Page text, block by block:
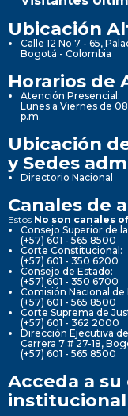
Ubicación
Calle 12 No 7 - 65,
Bogotá - Colombia
Horarios de
Atención Presencial:
Lunes a Viernes de
p.m.
Ubicación
y Sedes
Directorio Nacional
Canales de
Estos No son canales
Consejo Superior de
(+57) 601 - 565 8500
Corte Constitucional:
(+57) 601 - 350 6200
Consejo de Estado:
(+57) 601 - 350 6700
Comisión Nacional de
(+57) 601 - 565 8500
Corte Suprema de
(+57) 601 - 362 2000
Dirección Ejecutiva
Carrera 7 # 27-18,
(+57) 601 - 565 8500
Acceda a
institucional